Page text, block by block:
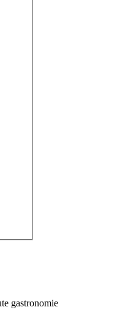
gastronomie